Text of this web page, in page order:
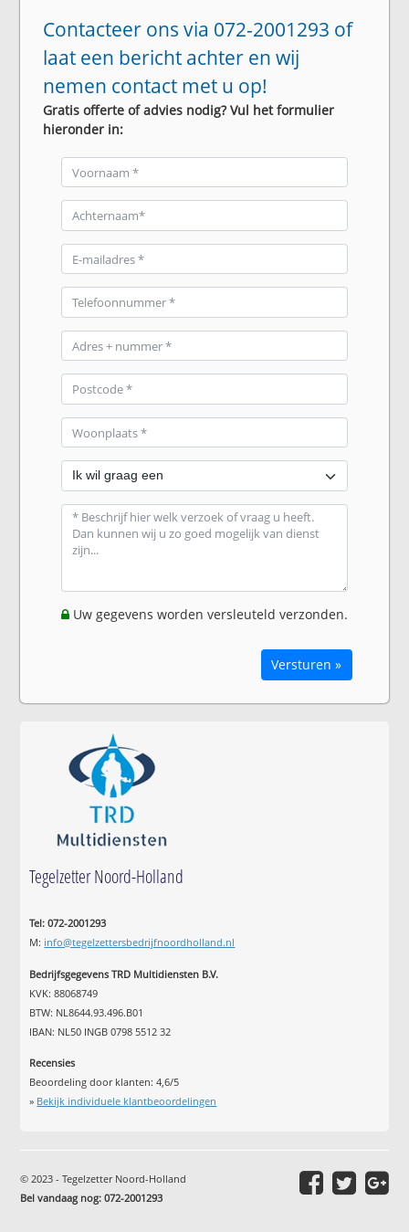
Contacteer ons via 072-2001293 of
laat een bericht achter en wij
nemen contact met u op!
Gratis offerte of advies nodig? Vul het formulier
hieronder in:
Uw gegevens worden versleuteld verzonden.
Versturen »
Tegelzetter Noord-Holland
Tel: 072-2001293
M: info@tegelzettersbedrijfnoordholland.nl
Bedrijfsgegevens TRD Multidiensten B.V.
KVK: 88068749
BTW: NL8644.93.496.B01
IBAN: NL50 INGB 0798 5512 32
Recensies
Beoordeling door klanten:4,6/5
» Bekijk individuele klantbeoordelingen
© 2023 - Tegelzetter Noord-Holland
Bel vandaag nog: 072-2001293